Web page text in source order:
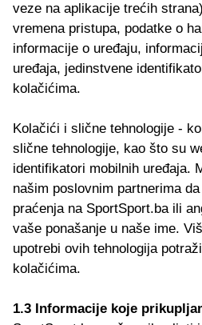
veze na aplikacije trećih
vremena pristupa, podatke o
informacije o uređaju,
uređaja, jedinstvene
kolačićima.
Kolačići i slične tehnologije -
slične tehnologije, kao što su
identifikatori mobilnih uređaja.
našim poslovnim partnerima
praćenja na SportSport.ba ili
vaše ponašanje u naše ime.
upotrebi ovih tehnologija
kolačićima.
1.3 Informacije koje